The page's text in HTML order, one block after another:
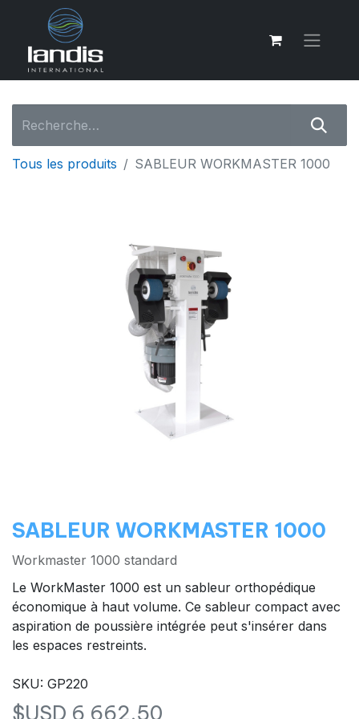
Tous les produits SABLEUR WORKMASTER 1000
SABLEUR WORKMASTER 1000
Workmaster 1000 standard
Le WorkMaster 1000 est un sableur orthopédique
économique à haut volume. Ce sableur compact avec
aspiration de poussière intégrée peut s'insérer dans
les espaces restreints.
SKU: GP220
$USD 6 662,50